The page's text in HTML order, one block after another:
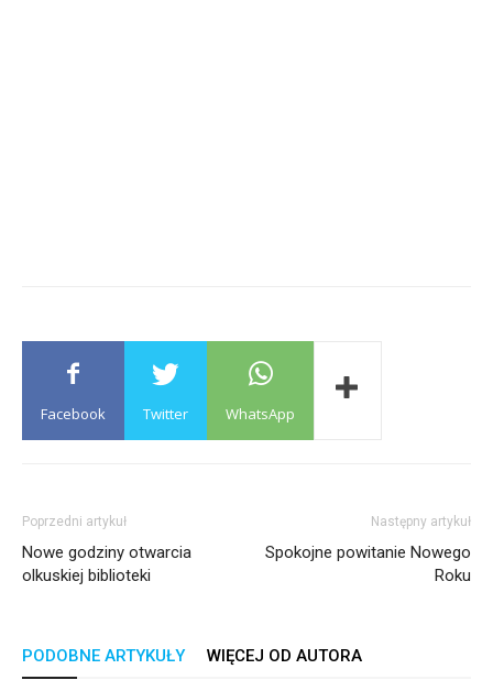
Facebook Twitter WhatsApp
Poprzedni artykuł
Nowe godziny otwarcia
olkuskiej biblioteki
Następny artykuł
Spokojne powitanie Nowego
Roku
PODOBNE ARTYKUŁY WIĘCEJ OD AUTORA